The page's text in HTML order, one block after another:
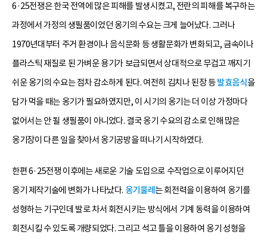
6·25전쟁은 한국 전역에 많은 피해를 발생시켰고, 전란의 피해를 복구하는
과정에서 가정의 생필품이었던 옹기의 수요는 크게 늘어났다. 그러나
1970년대부터 주거 환경이나 음식문화 등 생활문화가 변화되고, 금속이나
플라스틱 재질로 된 가벼운 용기가 보급되면서 상대적으로 무겁고 깨지기
쉬운 옹기의 수요는 점차 감소하게 된다. 여전히 김치나 된장 등발효음식을
담가 먹을 때는 옹기가 필요하였지만, 이 시기의 옹기는 더 이상 가정마다
없어서는 안 될 생필품이 아니었다. 결국 옹기 수요의 감소로 인해 많은
옹기장이 다른 일을 찾아서 옹기공방을 떠나기 시작하였다.
한편 6·25전쟁 이후에는 새로운 기술 도입으로 수작업으로 이루어지던
옹기 제작기술에 변화가 나타났다. 옹기물레 는 회전력을 이용하여 옹기를
성형하는 기구인데 발로 차서 회전시키는 방식에서 기계 동력을 이용하여
회전시킬 수 있도록 개량되었다. 그리고 석고 틀을 이용하여 옹기 성형을